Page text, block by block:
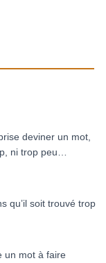
deviner un mot,
ni trop peu…
qu’il soit trouvé trop
un mot à faire